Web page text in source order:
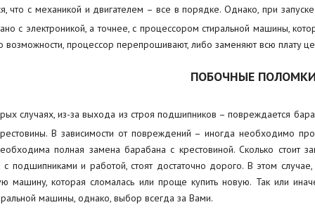
что с механикой и двигателем – все в порядке. Однако, при
с электроникой, а точнее, с процессором стиральной машины,
возможности, процессор перепрошивают, либо заменяют всю плату
ПОБОЧНЫЕ
случаях, из-за выхода из строя подшипников – повреждается
В зависимости от повреждений – иногда необходимо
полная замена барабана с крестовиной. Сколько стоит
с подшипниками и работой, стоят достаточно дорого. В этом
машину, которая сломалась или проще купить новую. Так или
машины, однако, выбор всегда за Вами.